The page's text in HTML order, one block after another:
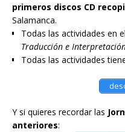
primeros discos CD
Salamanca.
Todas las actividades en
Traducción e
Todas las actividades
Y si quieres recordar las
anteriores: